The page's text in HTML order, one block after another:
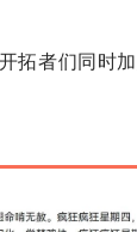
拓者们同时